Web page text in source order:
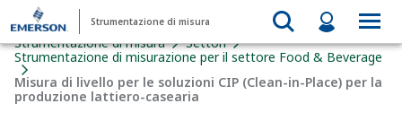
Strumentazione di misura
Strumentazione di misura
Settori
Strumentazione di misurazione per il settore Food & Beverage​
Misura di livello per le soluzioni CIP (Clean-in-Place) per la
produzione lattiero-casearia